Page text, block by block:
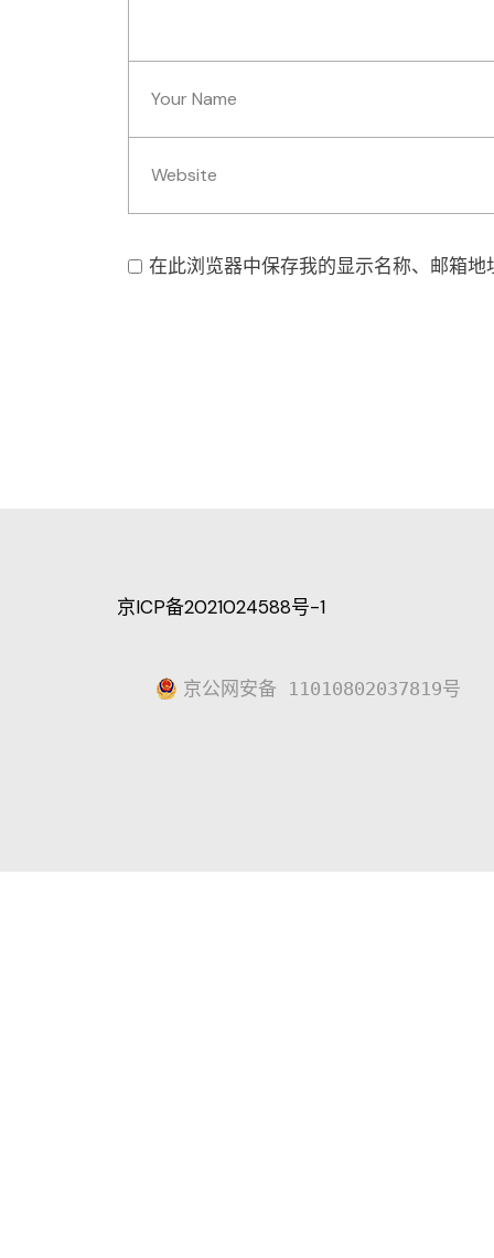
在此浏览器中保存我的显示名称、邮箱
京ICP备2021024588号-1
京公网安备 11010802037819号